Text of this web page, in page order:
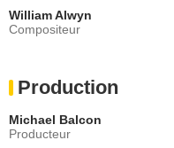
William Alwyn
Compositeur
Production
Michael Balcon
Producteur